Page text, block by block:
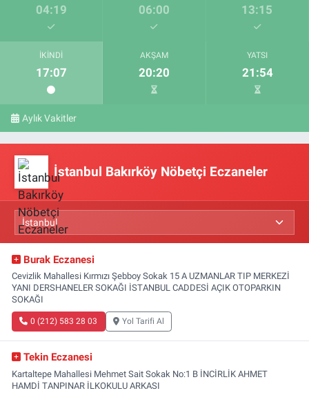
04:19 06:00 13:15
İKINDI
17:07
AKŞAM
20:20
YATSI
21:54
Aylık Vakitler
İstanbul Bakırköy Nöbetçi Eczaneler
Burak Eczanesi
Cevizlik Mahallesi Kırmızı Şebboy Sokak 15 A UZMANLAR TIP MERKEZİ
YANI DERSHANELER SOKAĞI İSTANBUL CADDESİ AÇIK OTOPARKIN
SOKAĞI
0 (212) 583 28 03 Yol Tarifi Al
Tekin Eczanesi
Kartaltepe Mahallesi Mehmet Sait Sokak No:1 B İNCİRLİK AHMET
HAMDİ TANPINAR İLKOKULU ARKASI